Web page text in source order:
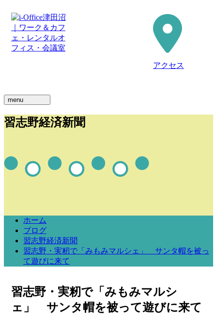
アクセス
menu
習志野経済新聞
ホーム
ブログ
習志野経済新聞
習志野・実籾で「みもみマルシェ」 サンタ帽を被っ
て遊びに来て
習志野・実籾で「みもみマルシ
ェ」 サンタ帽を被って遊びに来て